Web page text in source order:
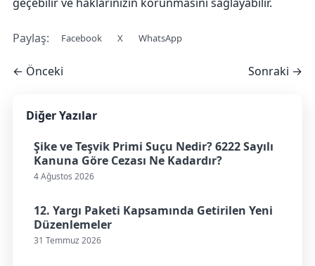
Paylaş: Facebook X WhatsApp
← Önceki Sonraki →
Diğer Yazılar
Şike ve Teşvik Primi Suçu Nedir? 6222 Sayılı
Kanuna Göre Cezası Ne Kadardır?
4 Ağustos 2026
12. Yargı Paketi Kapsamında Getirilen Yeni
Düzenlemeler
31 Temmuz 2026